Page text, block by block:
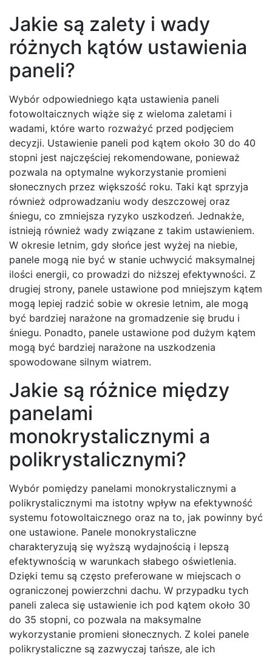
Jakie są zalety i wady
różnych kątów ustawienia
paneli?
Wybór odpowiedniego kąta ustawienia paneli
fotowoltaicznych wiąże się z wieloma zaletami i
wadami, które warto rozważyć przed podjęciem
decyzji. Ustawienie paneli pod kątem około 30 do 40
stopni jest najczęściej rekomendowane, ponieważ
pozwala na optymalne wykorzystanie promieni
słonecznych przez większość roku. Taki kąt sprzyja
również odprowadzaniu wody deszczowej oraz
śniegu, co zmniejsza ryzyko uszkodzeń. Jednakże,
istnieją również wady związane z takim ustawieniem.
W okresie letnim, gdy słońce jest wyżej na niebie,
panele mogą nie być w stanie uchwycić maksymalnej
ilości energii, co prowadzi do niższej efektywności. Z
drugiej strony, panele ustawione pod mniejszym kątem
mogą lepiej radzić sobie w okresie letnim, ale mogą
być bardziej narażone na gromadzenie się brudu i
śniegu. Ponadto, panele ustawione pod dużym kątem
mogą być bardziej narażone na uszkodzenia
spowodowane silnym wiatrem.
Jakie są różnice między
panelami
monokrystalicznymi a
polikrystalicznymi?
Wybór pomiędzy panelami monokrystalicznymi a
polikrystalicznymi ma istotny wpływ na efektywność
systemu fotowoltaicznego oraz na to, jak powinny być
one ustawione. Panele monokrystaliczne
charakteryzują się wyższą wydajnością i lepszą
efektywnością w warunkach słabego oświetlenia.
Dzięki temu są często preferowane w miejscach o
ograniczonej powierzchni dachu. W przypadku tych
paneli zaleca się ustawienie ich pod kątem około 30
do 35 stopni, co pozwala na maksymalne
wykorzystanie promieni słonecznych. Z kolei panele
polikrystaliczne są zazwyczaj tańsze, ale ich